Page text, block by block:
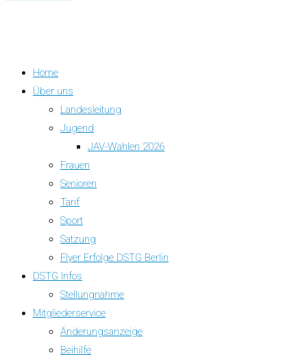
Home
Über uns
Landesleitung
Jugend
JAV-Wahlen 2026
Frauen
Senioren
Tarif
Sport
Satzung
Flyer Erfolge DSTG Berlin
DSTG Infos
Stellungnahme
Mitgliederservice
Änderungsanzeige
Beihilfe